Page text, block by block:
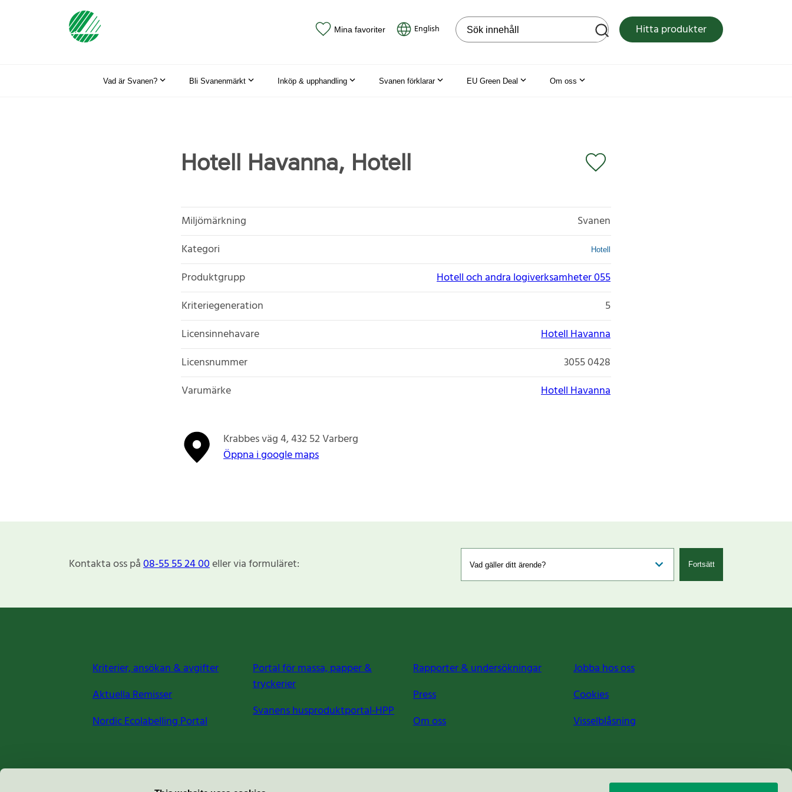
Mina favoriter English Sök på webbplatsen Hitta produkter
Vad är Svanen? Bli Svanenmärkt Inköp & upphandling Svanen förklarar EU Green Deal Om oss
Hotell Havanna, Hotell
Miljömärkning
Svanen
Kategori
Hotell
Produktgrupp
Hotell och andra logiverksamheter 055
Kriteriegeneration
5
Licensinnehavare
Hotell Havanna
Licensnummer
3055 0428
Varumärke
Hotell Havanna
Krabbes väg 4 432 52Varberg
Öppna i google maps
Kontakta oss på08-55 55 24 00eller via formuläret: Fortsätt
Kriterier, ansökan & avgifter
Aktuella Remisser
Nordic Ecolabelling Portal
Portal för massa, papper &
tryckerier
Svanens husproduktportal-HPP
Rapporter & undersökningar
Press
Om oss
Jobba hos oss
Cookies
Visselblåsning
Miljömärkning Sverige AB